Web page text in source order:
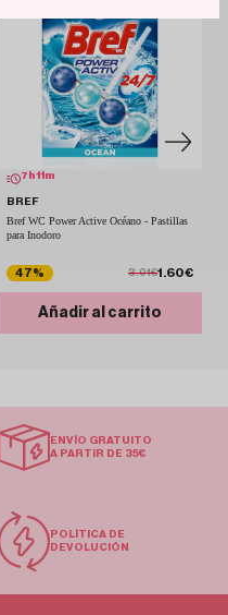
7 h11 m
BREF
Bref WC Power Active Océano - Pastillas
para Inodoro
47% 3.01€1.60€
Añadir al carrito
ENVÍO GRATUITO
A PARTIR DE 35€
POLÍTICA DE
DEVOLUCIÓN